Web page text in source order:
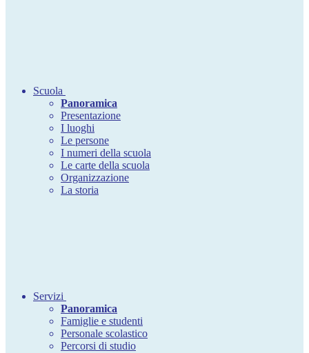
Scuola
Panoramica
Presentazione
I luoghi
Le persone
I numeri della scuola
Le carte della scuola
Organizzazione
La storia
Servizi
Panoramica
Famiglie e studenti
Personale scolastico
Percorsi di studio